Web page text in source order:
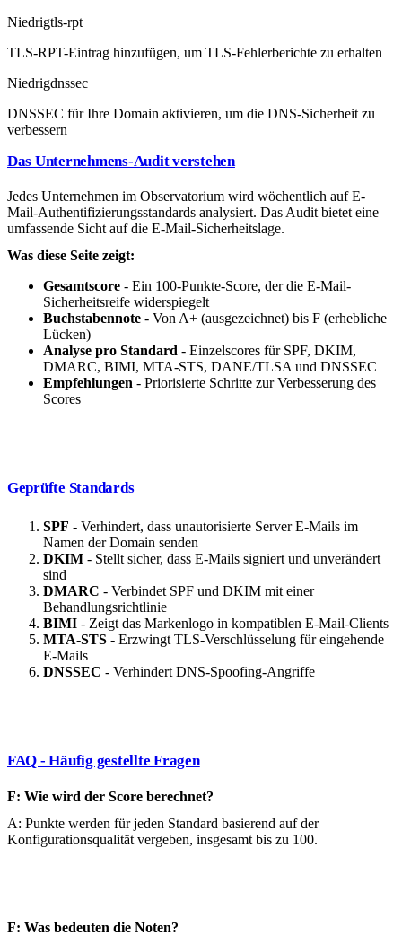
Niedrigtls-rpt
TLS-RPT-Eintrag hinzufügen, um TLS-Fehlerberichte zu erhalten
Niedrigdnssec
DNSSEC für Ihre Domain aktivieren, um die DNS-Sicherheit zu
verbessern
Das Unternehmens-Audit verstehen
Jedes Unternehmen im Observatorium wird wöchentlich auf E-
Mail-Authentifizierungsstandards analysiert. Das Audit bietet eine
umfassende Sicht auf die E-Mail-Sicherheitslage.
Was diese Seite zeigt:
Gesamtscore - Ein 100-Punkte-Score, der die E-Mail-
Sicherheitsreife widerspiegelt
Buchstabennote - Von A+ (ausgezeichnet) bis F (erhebliche
Lücken)
Analyse pro Standard - Einzelscores für SPF, DKIM,
DMARC, BIMI, MTA-STS, DANE/TLSA und DNSSEC
Empfehlungen - Priorisierte Schritte zur Verbesserung des
Scores
Geprüfte Standards
SPF - Verhindert, dass unautorisierte Server E-Mails im
Namen der Domain senden
DKIM - Stellt sicher, dass E-Mails signiert und unverändert
sind
DMARC - Verbindet SPF und DKIM mit einer
Behandlungsrichtlinie
BIMI - Zeigt das Markenlogo in kompatiblen E-Mail-Clients
MTA-STS - Erzwingt TLS-Verschlüsselung für eingehende
E-Mails
DNSSEC - Verhindert DNS-Spoofing-Angriffe
FAQ - Häufig gestellte Fragen
F: Wie wird der Score berechnet?
A: Punkte werden für jeden Standard basierend auf der
Konfigurationsqualität vergeben, insgesamt bis zu 100.
F: Was bedeuten die Noten?